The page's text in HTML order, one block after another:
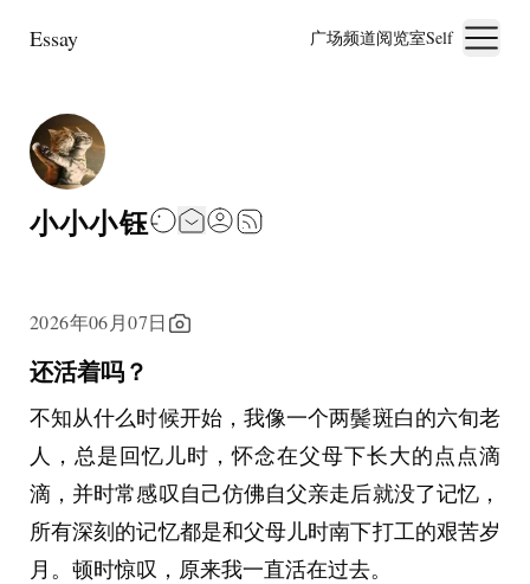
Essay 广场频道阅览室Self
小小小钰
2026年06月07日
还活着吗？
不知从什么时候开始，我像一个两鬓斑白的六旬老
人，总是回忆儿时，怀念在父母下长大的点点滴
滴，并时常感叹自己仿佛自父亲走后就没了记忆，
所有深刻的记忆都是和父母儿时南下打工的艰苦岁
月。顿时惊叹，原来我一直活在过去。